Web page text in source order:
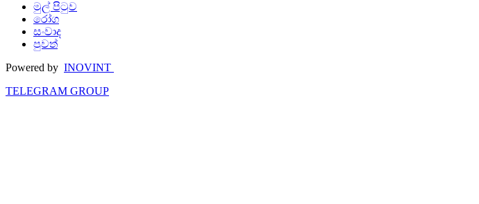
මුල් පිටුව
රෝග
සංවාද
පුවත්
Powered by INOVINT
TELEGRAM GROUP